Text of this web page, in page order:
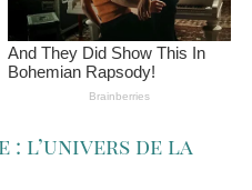
: l’univers de la